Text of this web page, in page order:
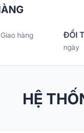
Giao hàng
ĐỔI
ngày
HỆ